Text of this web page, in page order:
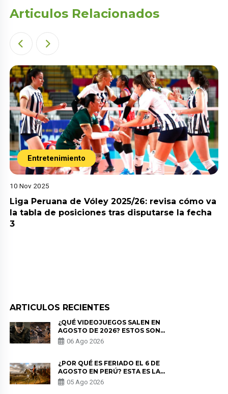
Articulos Relacionados
Entretenimiento
10 Nov 2025
Liga Peruana de Vóley 2025/26: revisa cómo va
la tabla de posiciones tras disputarse la fecha
3
ARTICULOS RECIENTES
¿QUÉ VIDEOJUEGOS SALEN EN
AGOSTO DE 2026? ESTOS SON
LOS ESTRENOS MÁS ESPERADOS
06 Ago 2026
¿POR QUÉ ES FERIADO EL 6 DE
AGOSTO EN PERÚ? ESTA ES LA
HISTORIA
05 Ago 2026